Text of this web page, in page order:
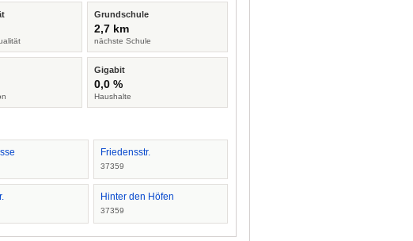
Grundschule
2,7 km
nächste Schule
Gigabit
0,0 %
Haushalte
Friedensstr.
37359
Hinter den Höfen
37359